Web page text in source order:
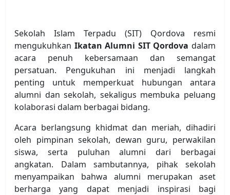
Sekolah Islam Terpadu (SIT) Qordova resmi
mengukuhkan Ikatan Alumni SIT Qordova dalam
acara penuh kebersamaan dan semangat
persatuan. Pengukuhan ini menjadi langkah
penting untuk memperkuat hubungan antara
alumni dan sekolah, sekaligus membuka peluang
kolaborasi dalam berbagai bidang.
Acara berlangsung khidmat dan meriah, dihadiri
oleh pimpinan sekolah, dewan guru, perwakilan
siswa, serta puluhan alumni dari berbagai
angkatan. Dalam sambutannya, pihak sekolah
menyampaikan bahwa alumni merupakan aset
berharga yang dapat menjadi inspirasi bagi